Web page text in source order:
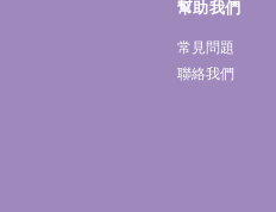
幫助我們
常見問題
聯絡我們